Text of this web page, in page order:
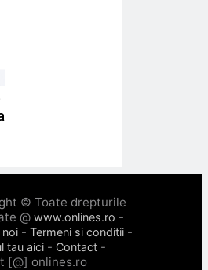
© Toate drepturile
@ www.onlines.ro -
noi - Termeni si conditii -
tau aici - Contact -
[@] onlines.ro